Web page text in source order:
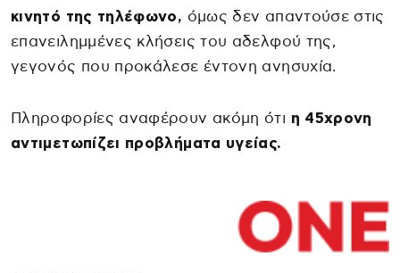
κινητό της τηλέφωνο, όμως δεν απαντούσε στις
επανειλημμένες κλήσεις του αδελφού της,
γεγονός που προκάλεσε έντονη ανησυχία.
Πληροφορίες αναφέρουν ακόμη ότι η 45χρονη
αντιμετωπίζει προβλήματα υγείας.